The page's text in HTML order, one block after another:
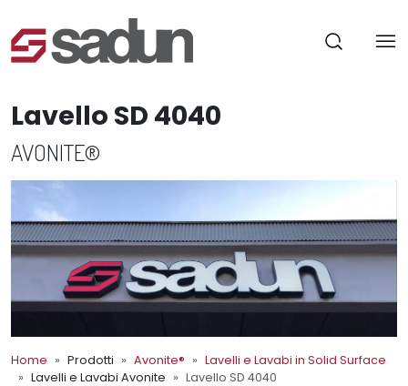
Lavello SD 4040
AVONITE®
Home Prodotti Avonite®
Lavelli e Lavabi in Solid Surface
Lavelli e Lavabi Avonite
Lavello SD 4040